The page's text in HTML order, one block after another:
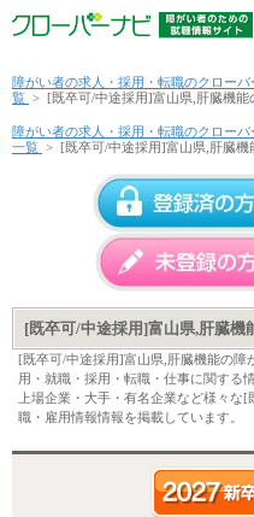
障がい者の求人・採用・転職のクローバ
覧 > [既卒可/中途採用]富山県,肝臓機
障がい者の求人・採用・転職のクローバ
一覧 > [既卒可/中途採用]富山県,肝臓
[既卒可/中途採用]富山県,肝臓機
[既卒可/中途採用]富山県,肝臓機能の障
用・就職・採用・転職・仕事に関する
上場企業・大手・有名企業など様々
職・雇用情報情報を掲載しています。